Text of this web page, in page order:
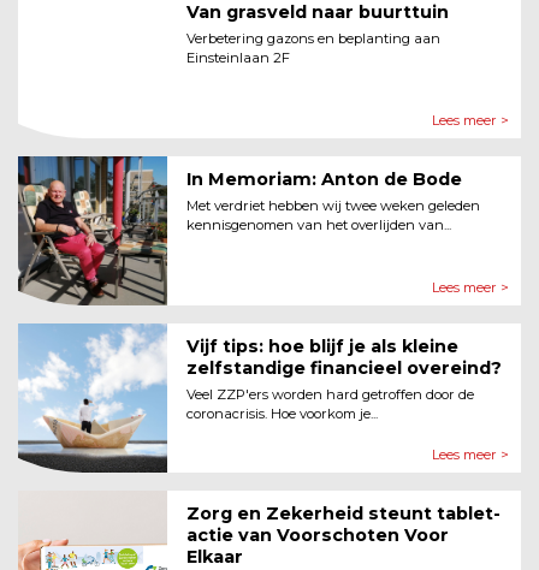
Van grasveld naar buurttuin
Verbetering gazons en beplanting aan
Einsteinlaan 2F
Lees meer >
In Memoriam: Anton de Bode
Met verdriet hebben wij twee weken geleden
kennisgenomen van het overlijden van...
Lees meer >
Vijf tips: hoe blijf je als kleine
zelfstandige financieel overeind?
Veel ZZP'ers worden hard getroffen door de
coronacrisis. Hoe voorkom je...
Lees meer >
Zorg en Zekerheid steunt tablet-
actie van Voorschoten Voor
Elkaar